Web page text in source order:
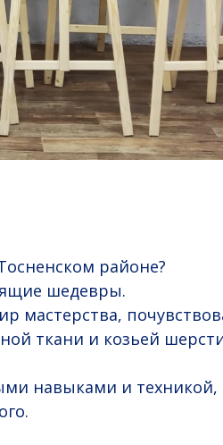
районе?
шедевры.
мастерства,
ткани и козьей
навыками и техникой,